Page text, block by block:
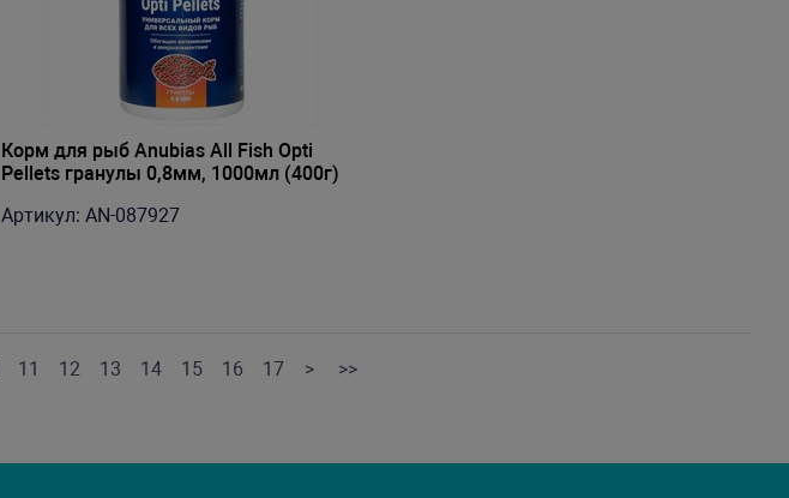
Корм для рыб Anubias All Fish Opti
Pellets гранулы 0,8мм, 1000мл (400г)
Артикул: AN-087927
11 12 13 14 15 16 17 > >>